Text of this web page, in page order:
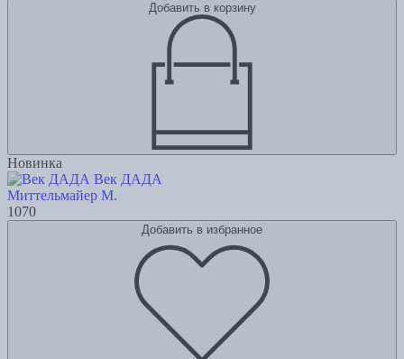
Добавить в корзину
Новинка
Век ДАДА
Миттельмайер М.
1070
Добавить в избранное